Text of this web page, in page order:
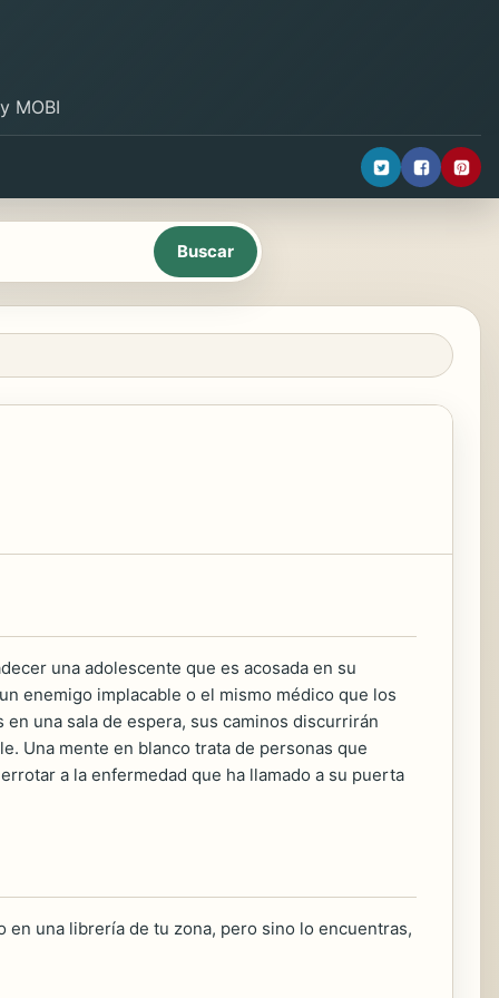
MOBI
una adolescente que es acosada en su
enemigo implacable o el mismo médico que los
una sala de espera, sus caminos discurrirán
Una mente en blanco trata de personas que
a la enfermedad que ha llamado a su puerta
una librería de tu zona, pero sino lo encuentras,